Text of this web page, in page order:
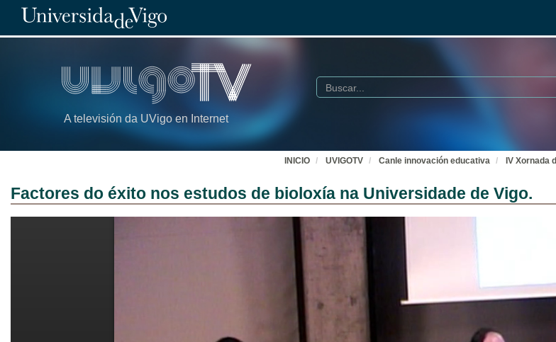
A televisión da UVigo en Internet
Buscar
INICIO UVIGOTV Canle innovación educativa IV Xornada d
Factores do éxito nos estudos de bioloxía na Universidade de Vigo.